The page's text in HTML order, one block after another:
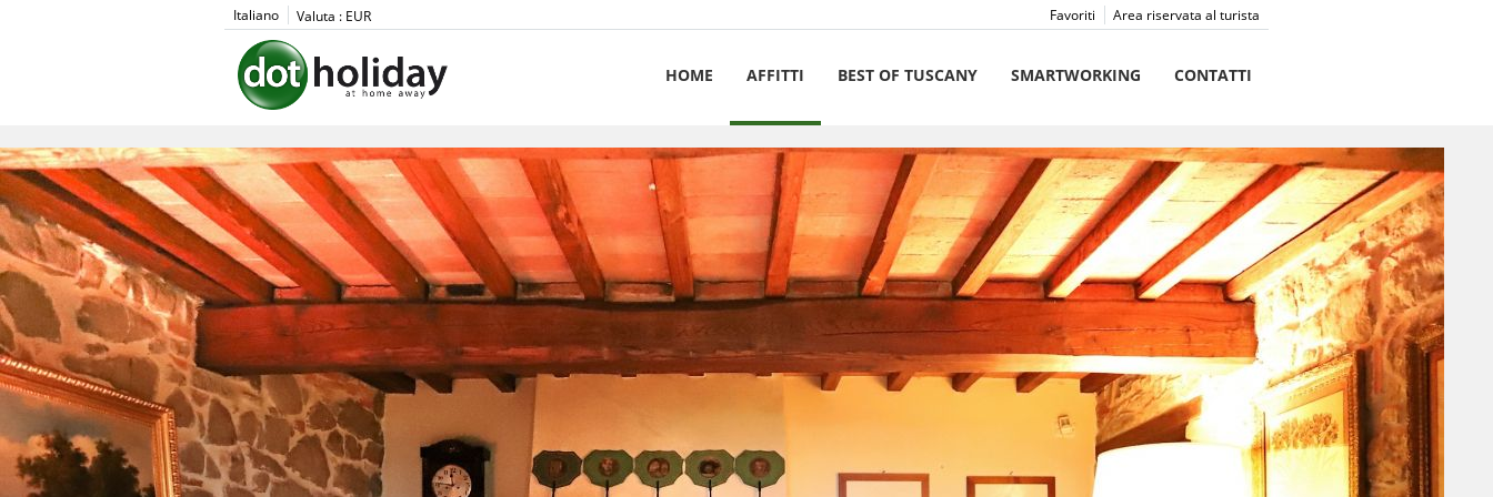
Italiano Valuta : EUR Area riservata al turista
Favoriti
HOME AFFITTI BEST OF TUSCANY SMARTWORKING CONTATTI